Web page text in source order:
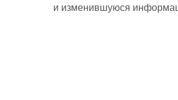
и изменившуюся